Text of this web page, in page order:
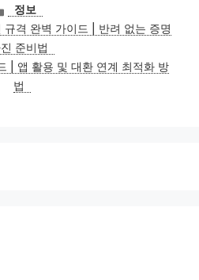
카
테
고
리
정보
규격 완벽 가이드 | 반려 없는 증명
준비법
| 앱 활용 및 대환 연계 최적화 방
법